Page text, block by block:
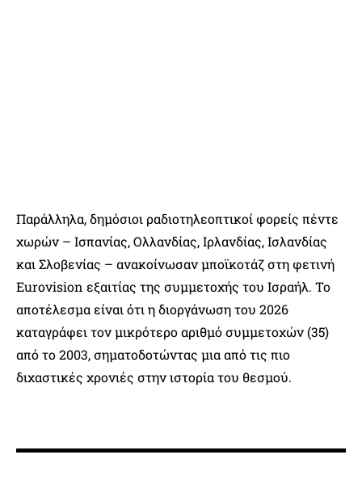
Παράλληλα, δημόσιοι ραδιοτηλεοπτικοί φορείς πέντε
χωρών – Ισπανίας, Ολλανδίας, Ιρλανδίας, Ισλανδίας
και Σλοβενίας – ανακοίνωσαν μποϊκοτάζ στη φετινή
Eurovision εξαιτίας της συμμετοχής του Ισραήλ. Το
αποτέλεσμα είναι ότι η διοργάνωση του 2026
καταγράφει τον μικρότερο αριθμό συμμετοχών (35)
από το 2003, σηματοδοτώντας μια από τις πιο
διχαστικές χρονιές στην ιστορία του θεσμού.